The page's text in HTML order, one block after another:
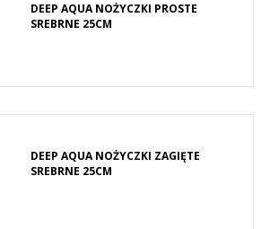
DEEP AQUA NOŻYCZKI PROSTE
SREBRNE 25CM
DEEP AQUA NOŻYCZKI ZAGIĘTE
SREBRNE 25CM